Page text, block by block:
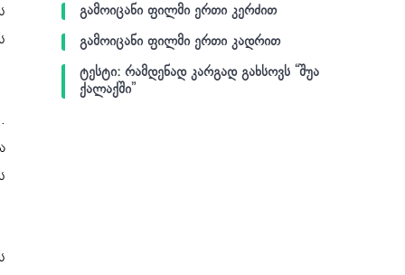
გამოიცანი ფილმი ერთი კერძით
გამოიცანი ფილმი ერთი კადრით
ტესტი: რამდენად კარგად გახსოვს “შუა
ქალაქში”